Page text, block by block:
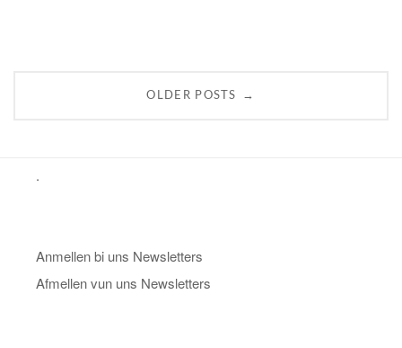
OLDER POSTS →
.
Anmellen bi uns Newsletters
Afmellen vun uns Newsletters